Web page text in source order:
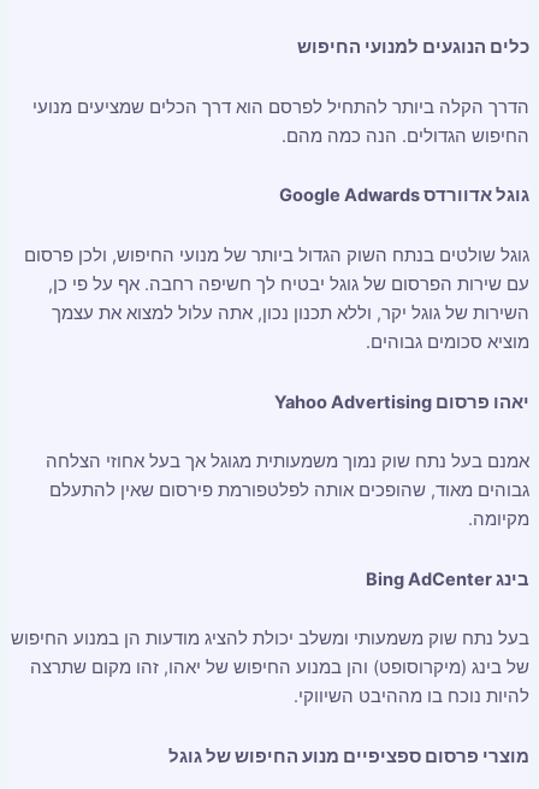
כלים הנוגעים למנועי החיפוש
הדרך הקלה ביותר להתחיל לפרסם הוא דרך הכלים שמציעים מנועי
החיפוש הגדולים. הנה כמה מהם.
גוגל אדוורדס Google Adwards
גוגל שולטים בנתח השוק הגדול ביותר של מנועי החיפוש, ולכן פרסום
עם שירות הפרסום של גוגל יבטיח לך חשיפה רחבה. אף על פי כן,
השירות של גוגל יקר, וללא תכנון נכון, אתה עלול למצוא את עצמך
מוציא סכומים גבוהים.
יאהו פרסום Yahoo Advertising
אמנם בעל נתח שוק נמוך משמעותית מגוגל אך בעל אחוזי הצלחה
גבוהים מאוד, שהופכים אותה לפלטפורמת פירסום שאין להתעלם
מקיומה.
בינג Bing AdCenter
בעל נתח שוק משמעותי ומשלב יכולת להציג מודעות הן במנוע החיפוש
של בינג (מיקרוסופט) והן במנוע החיפוש של יאהו, זהו מקום שתרצה
להיות נוכח בו מההיבט השיווקי.
מוצרי פרסום ספציפיים מנוע החיפוש של גוגל